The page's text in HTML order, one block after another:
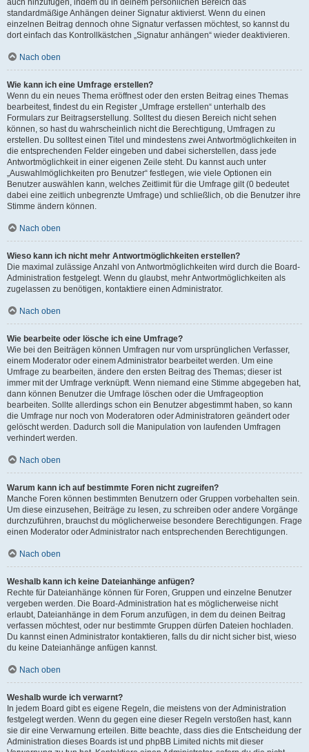
auch hinzufügen, indem du in deinem persönlichen Bereich das
standardmäßige Anhängen deiner Signatur aktivierst. Wenn du einen
einzelnen Beitrag dennoch ohne Signatur verfassen möchtest, so kannst du
dort einfach das Kontrollkästchen „Signatur anhängen“ wieder deaktivieren.
Nach oben
Wie kann ich eine Umfrage erstellen?
Wenn du ein neues Thema eröffnest oder den ersten Beitrag eines Themas
bearbeitest, findest du ein Register „Umfrage erstellen“ unterhalb des
Formulars zur Beitragserstellung. Solltest du diesen Bereich nicht sehen
können, so hast du wahrscheinlich nicht die Berechtigung, Umfragen zu
erstellen. Du solltest einen Titel und mindestens zwei Antwortmöglichkeiten in
die entsprechenden Felder eingeben und dabei sicherstellen, dass jede
Antwortmöglichkeit in einer eigenen Zeile steht. Du kannst auch unter
„Auswahlmöglichkeiten pro Benutzer“ festlegen, wie viele Optionen ein
Benutzer auswählen kann, welches Zeitlimit für die Umfrage gilt (0 bedeutet
dabei eine zeitlich unbegrenzte Umfrage) und schließlich, ob die Benutzer ihre
Stimme ändern können.
Nach oben
Wieso kann ich nicht mehr Antwortmöglichkeiten erstellen?
Die maximal zulässige Anzahl von Antwortmöglichkeiten wird durch die Board-
Administration festgelegt. Wenn du glaubst, mehr Antwortmöglichkeiten als
zugelassen zu benötigen, kontaktiere einen Administrator.
Nach oben
Wie bearbeite oder lösche ich eine Umfrage?
Wie bei den Beiträgen können Umfragen nur vom ursprünglichen Verfasser,
einem Moderator oder einem Administrator bearbeitet werden. Um eine
Umfrage zu bearbeiten, ändere den ersten Beitrag des Themas; dieser ist
immer mit der Umfrage verknüpft. Wenn niemand eine Stimme abgegeben hat,
dann können Benutzer die Umfrage löschen oder die Umfrageoption
bearbeiten. Sollte allerdings schon ein Benutzer abgestimmt haben, so kann
die Umfrage nur noch von Moderatoren oder Administratoren geändert oder
gelöscht werden. Dadurch soll die Manipulation von laufenden Umfragen
verhindert werden.
Nach oben
Warum kann ich auf bestimmte Foren nicht zugreifen?
Manche Foren können bestimmten Benutzern oder Gruppen vorbehalten sein.
Um diese einzusehen, Beiträge zu lesen, zu schreiben oder andere Vorgänge
durchzuführen, brauchst du möglicherweise besondere Berechtigungen. Frage
einen Moderator oder Administrator nach entsprechenden Berechtigungen.
Nach oben
Weshalb kann ich keine Dateianhänge anfügen?
Rechte für Dateianhänge können für Foren, Gruppen und einzelne Benutzer
vergeben werden. Die Board-Administration hat es möglicherweise nicht
erlaubt, Dateianhänge in dem Forum anzufügen, in dem du deinen Beitrag
verfassen möchtest, oder nur bestimmte Gruppen dürfen Dateien hochladen.
Du kannst einen Administrator kontaktieren, falls du dir nicht sicher bist, wieso
du keine Dateianhänge anfügen kannst.
Nach oben
Weshalb wurde ich verwarnt?
In jedem Board gibt es eigene Regeln, die meistens von der Administration
festgelegt werden. Wenn du gegen eine dieser Regeln verstoßen hast, kann
sie dir eine Verwarnung erteilen. Bitte beachte, dass dies die Entscheidung der
Administration dieses Boards ist und phpBB Limited nichts mit dieser